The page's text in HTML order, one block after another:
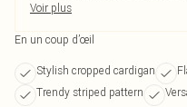
Voir plus
En un coup d’œil
Stylish cropped cardigan
Trendy striped pattern